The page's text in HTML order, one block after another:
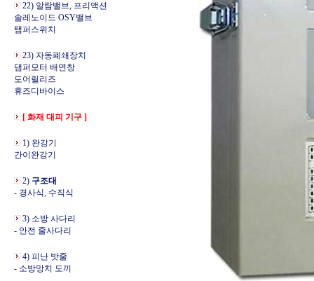
22) 알람밸브, 프리액션
솔레노이드 OSY밸브
탬퍼스위치
23) 자동폐쇄장치
댐퍼모터 배연창
도어릴리즈
휴즈디바이스
[ 화재 대피 기구 ]
1) 완강기
간이완강기
2) 구조대
- 경사식, 수직식
3) 소방 사다리
- 안전 줄사다리
4) 피난 밧줄
- 소방망치 도끼